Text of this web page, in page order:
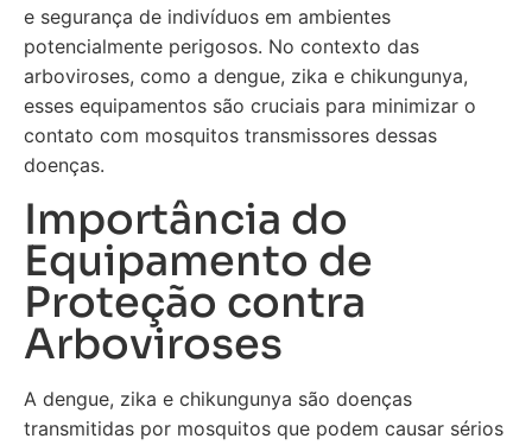
e segurança de indivíduos em ambientes
potencialmente perigosos. No contexto das
arboviroses, como a dengue, zika e chikungunya,
esses equipamentos são cruciais para minimizar o
contato com mosquitos transmissores dessas
doenças.
Importância do
Equipamento de
Proteção contra
Arboviroses
A dengue, zika e chikungunya são doenças
transmitidas por mosquitos que podem causar sérios